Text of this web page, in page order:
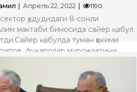
Апрель 22, 2022 1190
ҳудудидаги 8-сонли
мактаби биносида сайёр қабул
қабулда туман ҳокими
фуқаролар мурожаатини